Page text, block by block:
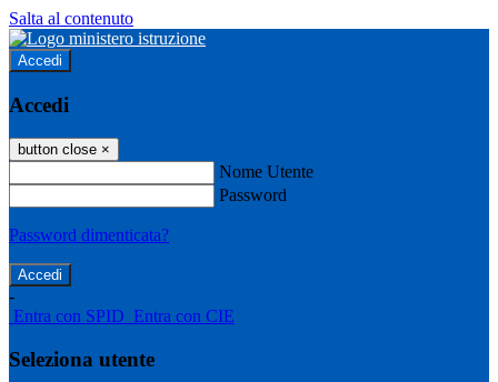
Salta al contenuto
Accedi
Accedi
button close ×
Nome Utente
Password
Password dimenticata?
-
Entra con SPID Entra con CIE
Seleziona utente